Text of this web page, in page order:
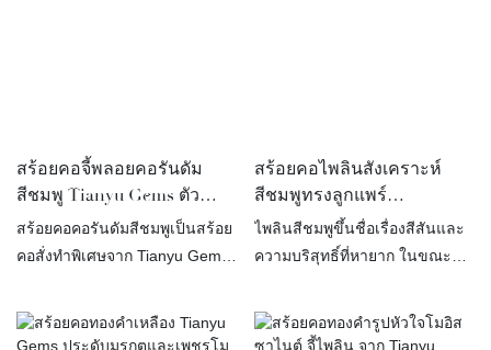
สร้อยคอจี้พลอยคอรันดัม
สีชมพู Tianyu Gems ตัว
เรือนทองคำ 10k ประดับ
พลอย 1
สร้อยคอคอรันดัมสีชมพูเป็นสร้อย
คอสั่งทำพิเศษจาก Tianyu Gems
ประดับจากพลอยไพลิน ทับทิม
และอัญมณีชนิดอื่นๆ ด้วย
สร้อยคอไพลินสังเคราะห์
สีชมพูทรงลูกแพร์
ทองคำขาว 18k จาก Tianyu
Gems
ไพลินสีชมพูขึ้นชื่อเรื่องสีสันและ
ความบริสุทธิ์ที่หายาก ในขณะที่
ระยิบระยับอย่างหาที่เปรียบไม่ได้
เครื่องประดับแต่ละชิ้นเป็นผลมา